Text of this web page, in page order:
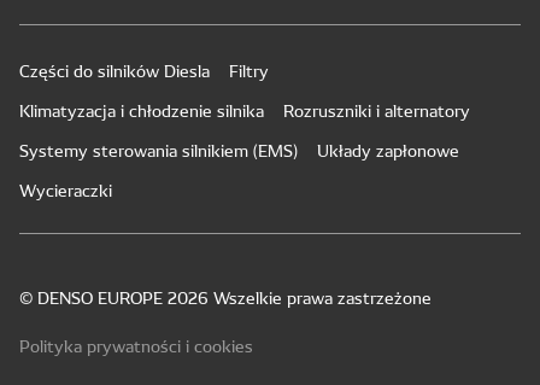
Części do silników Diesla
Filtry
Klimatyzacja i chłodzenie silnika
Rozruszniki i alternatory
Systemy sterowania silnikiem (EMS)
Układy zapłonowe
Wycieraczki
© DENSO EUROPE 2026 Wszelkie prawa zastrzeżone
Polityka prywatności i cookies